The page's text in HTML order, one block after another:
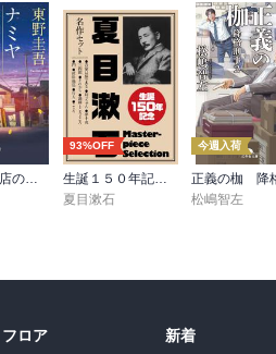
ナミヤ雑貨店の奇蹟
93%OFF
生誕１５０年記念 夏目漱石 名作セット
夏目漱石
今週入荷
松嶋智左
フロア
新着